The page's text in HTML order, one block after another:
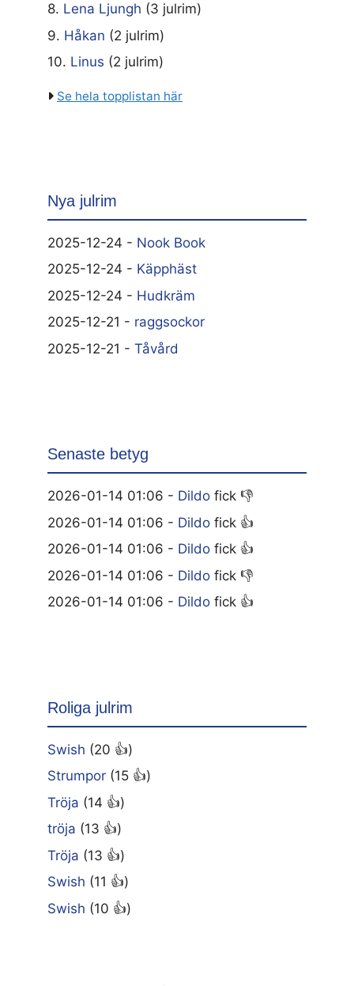
8. Lena Ljungh (3 julrim)
9. Håkan (2 julrim)
10. Linus (2 julrim)
Se hela topplistan här
Nya julrim
2025-12-24 - Nook Book
2025-12-24 - Käpphäst
2025-12-24 - Hudkräm
2025-12-21 - raggsockor
2025-12-21 - Tåvård
Senaste betyg
2026-01-14 01:06 - Dildo fick 👎
2026-01-14 01:06 - Dildo fick 👍
2026-01-14 01:06 - Dildo fick 👍
2026-01-14 01:06 - Dildo fick 👎
2026-01-14 01:06 - Dildo fick 👍
Roliga julrim
Swish (20 👍)
Strumpor (15 👍)
Tröja (14 👍)
tröja (13 👍)
Tröja (13 👍)
Swish (11 👍)
Swish (10 👍)